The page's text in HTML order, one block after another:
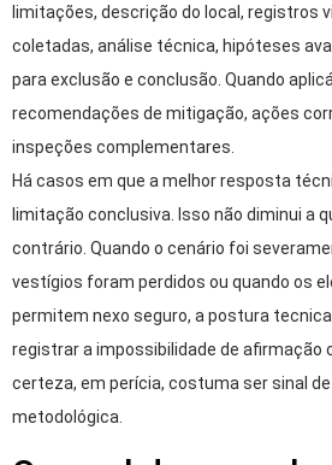
limitações, descrição do local, registros
coletadas, análise técnica, hipóteses
para exclusão e conclusão. Quando
recomendações de mitigação, ações
inspeções complementares.
Há casos em que a melhor resposta
limitação conclusiva. Isso não diminui a
contrário. Quando o cenário foi
vestígios foram perdidos ou quando os
permitem nexo seguro, a postura
registrar a impossibilidade de afirmação
certeza, em perícia, costuma ser sinal
metodológica.